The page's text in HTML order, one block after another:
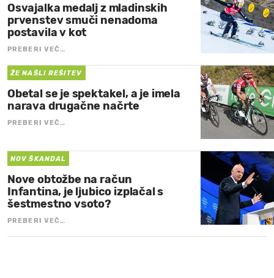
Osvajalka medalj z mladinskih
prvenstev smuči nenadoma
postavila v kot
PREBERI VEČ…
ŽE NAŠLI REŠITEV
Obetal se je spektakel, a je imela
narava drugačne načrte
PREBERI VEČ…
NOV ŠKANDAL
Nove obtožbe na račun
Infantina, je ljubico izplačal s
šestmestno vsoto?
PREBERI VEČ…